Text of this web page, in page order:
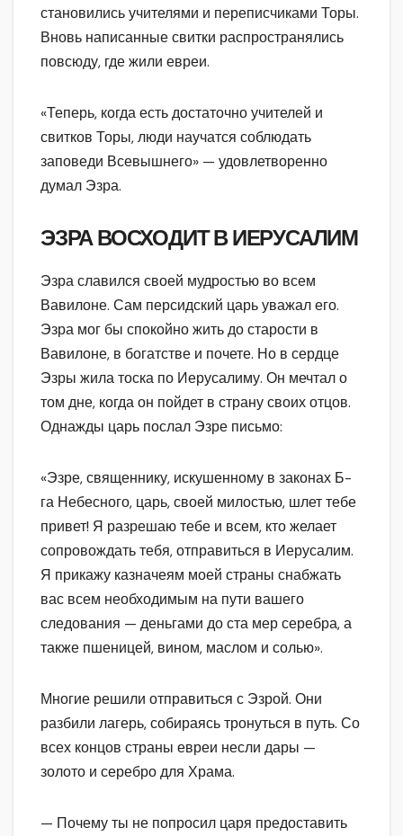
становились учителями и переписчиками Торы.
Вновь написанные свитки распространялись
повсюду, где жили евреи.
«Теперь, когда есть достаточно учителей и
свитков Торы, люди научатся соблюдать
заповеди Всевышнего» — удовлетворенно
думал Эзра.
ЭЗРА ВОСХОДИТ В ИЕРУСАЛИМ
Эзра славился своей мудростью во всем
Вавилоне. Сам персидский царь уважал его.
Эзра мог бы спокойно жить до старости в
Вавилоне, в богатстве и почете. Но в сердце
Эзры жила тоска по Иерусалиму. Он мечтал о
том дне, когда он пойдет в страну своих отцов.
Однажды царь послал Эзре письмо:
«Эзре, священнику, искушенному в законах Б-
га Небесного, царь, своей милостью, шлет тебе
привет! Я разрешаю тебе и всем, кто желает
сопровождать тебя, отправиться в Иерусалим.
Я прикажу казначеям моей страны снабжать
вас всем необходимым на пути вашего
следования — деньгами до ста мер серебра, а
также пшеницей, вином, маслом и солью».
Многие решили отправиться с Эзрой. Они
разбили лагерь, собираясь тронуться в путь. Со
всех концов страны евреи несли дары —
золото и серебро для Храма.
— Почему ты не попросил царя предоставить